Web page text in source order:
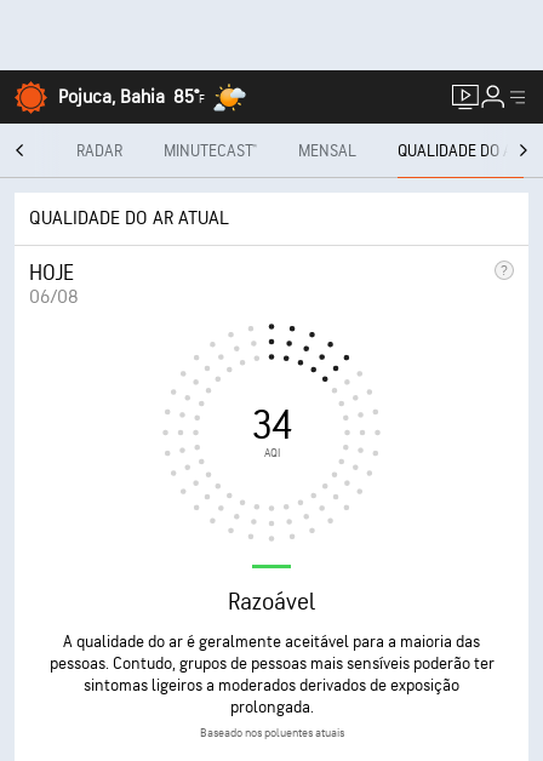
Pojuca, Bahia 85°F
RADAR MINUTECAST® MENSAL QUALIDADE DO AR
QUALIDADE DO AR ATUAL
HOJE
06/08
34
AQI
Razoável
A qualidade do ar é geralmente aceitável para a maioria das
pessoas. Contudo, grupos de pessoas mais sensíveis poderão ter
sintomas ligeiros a moderados derivados de exposição
prolongada.
Baseado nos poluentes atuais